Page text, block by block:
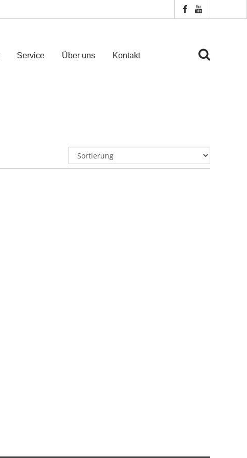
Service Über uns Kontakt